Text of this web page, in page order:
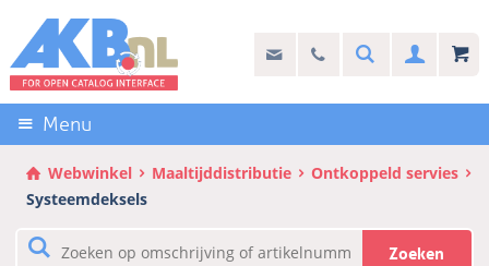
links
over
Direct
naar
de
inhoud
Direct
het
info@akb.nl
Stel uw vraag
030 69 50 814Search
Menu
Webwinkel Maaltijddistributie
Ontkoppeld servies
Systeemdeksels
Zoeken